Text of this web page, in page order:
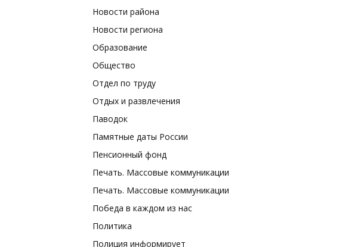
Новости района
Новости региона
Образование
Общество
Отдел по труду
Отдых и развлечения
Паводок
Памятные даты России
Пенсионный фонд
Печать. Массовые коммуникации
Печать. Массовые коммуникации
Победа в каждом из нас
Политика
Полиция информирует